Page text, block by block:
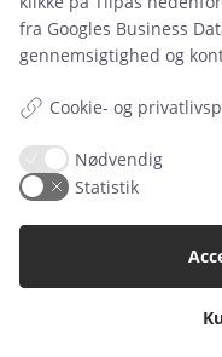
Leje- og købsbetingelser
Typiske spørgsmål
Inspiration
Manualer
fra Googles Business
gennemsigtighed og
Cookie- og
Nødvendig
Statistik